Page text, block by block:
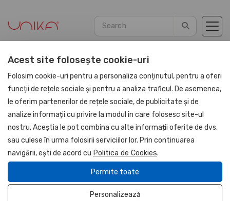
Home Blog Articles
Acest site folosește cookie-uri
Folosim cookie-uri pentru a personaliza conținutul, pentru a oferi
funcții de rețele sociale și pentru a analiza traficul. De asemenea,
le oferim partenerilor de rețele sociale, de publicitate și de
analize informații cu privire la modul în care folosesc site-ul
nostru. Aceștia le pot combina cu alte informații oferite de dvs.
sau culese în urma folosirii serviciilor lor. Prin continuarea
navigării, ești de acord cu Politica de Cookies.
Permite toate
Personalizează